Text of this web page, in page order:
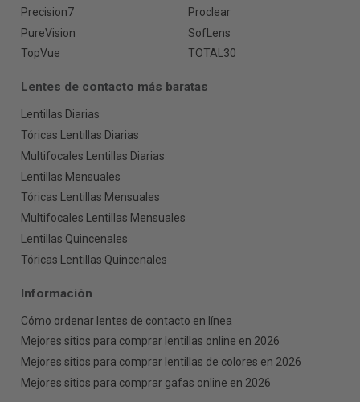
Precision7
Proclear
PureVision
SofLens
TopVue
TOTAL30
Lentes de contacto más baratas
Lentillas Diarias
Tóricas Lentillas Diarias
Multifocales Lentillas Diarias
Lentillas Mensuales
Tóricas Lentillas Mensuales
Multifocales Lentillas Mensuales
Lentillas Quincenales
Tóricas Lentillas Quincenales
Información
Cómo ordenar lentes de contacto en línea
Mejores sitios para comprar lentillas online en 2026
Mejores sitios para comprar lentillas de colores en 2026
Mejores sitios para comprar gafas online en 2026